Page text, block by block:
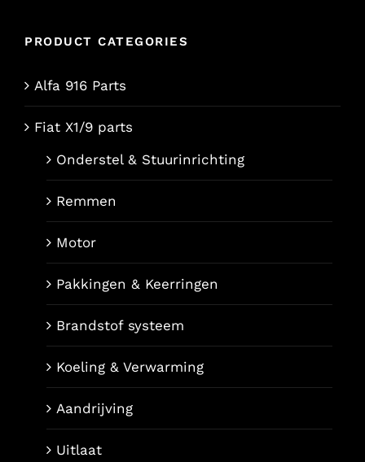
PRODUCT CATEGORIES
Alfa 916 Parts
Fiat X1/9 parts
Onderstel & Stuurinrichting
Remmen
Motor
Pakkingen & Keerringen
Brandstof systeem
Koeling & Verwarming
Aandrijving
Uitlaat